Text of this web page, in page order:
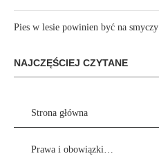
Pies w lesie powinien być na smyczy
NAJCZĘŚCIEJ CZYTANE
Strona główna
Prawa i obowiązki…